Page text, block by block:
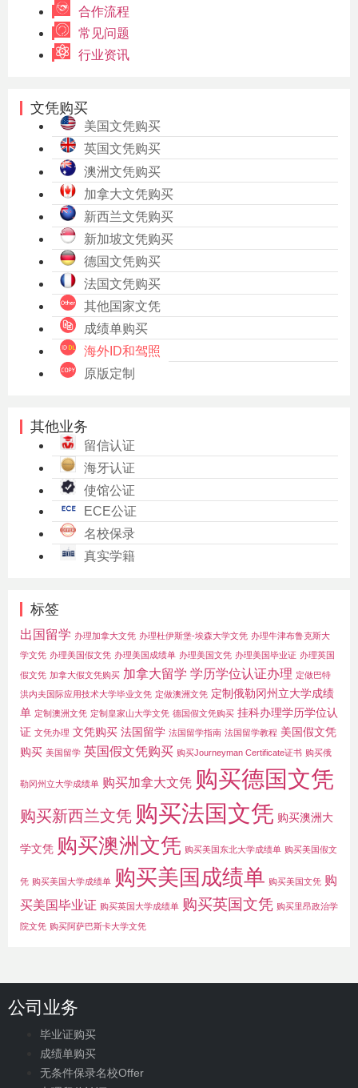
合作流程
常见问题
行业资讯
文凭购买
美国文凭购买
英国文凭购买
澳洲文凭购买
加拿大文凭购买
新西兰文凭购买
新加坡文凭购买
德国文凭购买
法国文凭购买
其他国家文凭
成绩单购买
海外ID和驾照
原版定制
其他业务
留信认证
海牙认证
使馆公证
ECE公证
名校保录
真实学籍
标签
出国留学 办理加拿大文凭 办理杜伊斯堡-埃森大学文凭 办理牛津布鲁克斯大
学文凭 办理美国假文凭 办理美国成绩单 办理美国文凭 办理美国毕业证 办理英国
假文凭 加拿大假文凭购买 加拿大留学 学历学位认证办理 定做巴特
洪内夫国际应用技术大学毕业文凭 定做澳洲文凭 定制俄勒冈州立大学成绩
单 定制澳洲文凭 定制皇家山大学文凭 德国假文凭购买 挂科办理学历学位认
证 文凭办理 文凭购买 法国留学 法国留学指南 法国留学教程 美国假文凭
购买 美国留学 英国假文凭购买 购买Journeyman Certificate证书 购买俄
勒冈州立大学成绩单 购买加拿大文凭 购买德国文凭
购买新西兰文凭 购买法国文凭 购买澳洲大
学文凭 购买澳洲文凭 购买美国东北大学成绩单 购买美国假文
凭 购买美国大学成绩单 购买美国成绩单 购买美国文凭 购
买美国毕业证 购买英国大学成绩单 购买英国文凭 购买里昂政治学
院文凭 购买阿萨巴斯卡大学文凭
公司业务
毕业证购买
成绩单购买
无条件保录名校Offer